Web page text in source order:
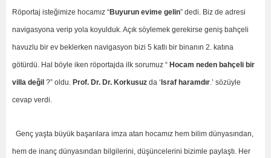
Röportaj isteğimize hocamız “Buyurun evime gelin” dedi. Biz de adresi
navigasyona verip yola koyulduk. Açık söylemek gerekirse geniş bahçeli
havuzlu bir ev beklerken navigasyon bizi 5 katlı bir binanın 2. katına
götürdü. Hal böyle iken röportajda ilk sorumuz “ Hocam neden bahçeli bir
villa değil ?” oldu. Prof. Dr. Dr. Korkusuz da ‘ Israf haramdır.’ sözüyle
cevap verdi.
Genç yaşta büyük başarılara imza atan hocamız hem bilim dünyasından,
hem de inanç dünyasından bilgilerini, düşüncelerini bizimle paylaştı. Her